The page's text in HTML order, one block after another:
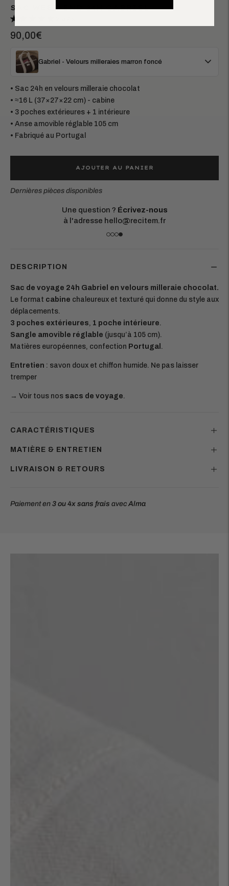
SAC WEEK-END 24H GABRIEL
90,00€
Gabriel - Velours milleraies marron foncé
• Sac 24h en velours milleraie chocolat
• ≈16 L (37×27×22 cm) - cabine
• 3 poches extérieures + 1 intérieure
• Anse amovible réglable 105 cm
• Fabriqué au Portugal
AJOUTER AU PANIER
Dernières pièces disponibles
Une question ? Écrivez-nous
à l'adresse hello@recitem.fr
DESCRIPTION
Sac de voyage 24h Gabriel en velours milleraie chocolat.
Le format cabine chaleureux et texturé qui donne du style aux
déplacements.
3 poches extérieures, 1 poche intérieure.
Sangle amovible réglable (jusqu’à 105 cm).
Matières européennes, confection Portugal .
Entretien : savon doux et chiffon humide. Ne pas laisser
tremper
→ Voir tous nos sacs de voyage.
CARACTÉRISTIQUES
MATIÈRE & ENTRETIEN
LIVRAISON & RETOURS
Paiement en 3 ou 4x sans frais avec Alma